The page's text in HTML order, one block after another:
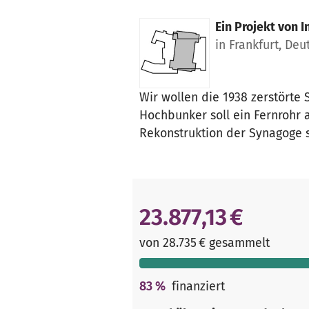
Ein Projekt von
in Frankfurt,
Wir wollen die 1938 zerstörte
Hochbunker soll ein Fernrohr
Rekonstruktion der Synagoge
23.877,13 €
von 28.735 € gesammelt
83% finanziert